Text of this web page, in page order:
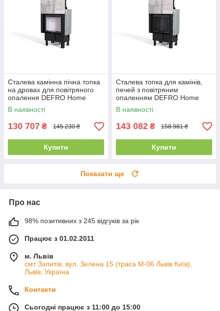
Сталева камінна пічна топка
на дровах для повітряного
опалення DEFRO Home
INTRA SM G
В наявності
130 707 ₴ 145 230 ₴
Купити
Сталева топка для камінів,
печей з повітряним
опаленням DEFRO Home
INTRA SM G (чорний шамот)
з гільйотиною
В наявності
143 082 ₴ 158 981 ₴
Купити
Показати ще
Про нас
98% позитивних з 245 відгуків за рік
Працює з 01.02.2011
м. Львів
смт Запитів, вул. Зелена 15 (траса М-06 Львів Київ),
Львів, Україна
Контакти
Сьогодні працює з 11:00 до 15:00